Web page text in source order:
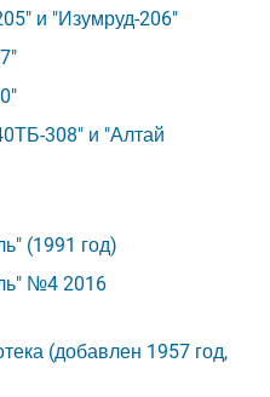
и "Изумруд-206"
308" и "Алтай
(1991 год)
№4 2016
(добавлен 1957 год,